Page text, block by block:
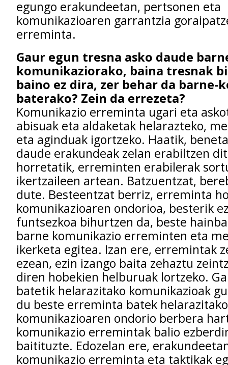
egungo erakundeetan, pertsonen eta
komunikazioaren garrantzia
erreminta.
Gaur egun tresna asko daude
komunikaziorako, baina tresnak
baino ez dira, zer behar da barne-
baterako? Zein da errezeta?
Komunikazio erreminta ugari eta
abisuak eta aldaketak helarazteko,
eta aginduak igortzeko. Haatik,
daude erakundeak zelan erabiltzen
horretatik, erreminten erabilerak
ikertzaileen artean. Batzuentzat,
dute. Besteentzat berriz, erreminta
komunikazioaren ondorioa, besterik
funtsezkoa bihurtzen da, beste
barne komunikazio erreminten eta
ikerketa egitea. Izan ere, erremintak
ezean, ezin izango baita zehaztu
diren hobekien helburuak lortzeko.
batetik helarazitako komunikazioak
du beste erreminta batek helarazitako
komunikazioaren ondorio berbera
komunikazio erremintak balio
baitituzte. Edozelan ere,
komunikazio erreminta eta taktikak